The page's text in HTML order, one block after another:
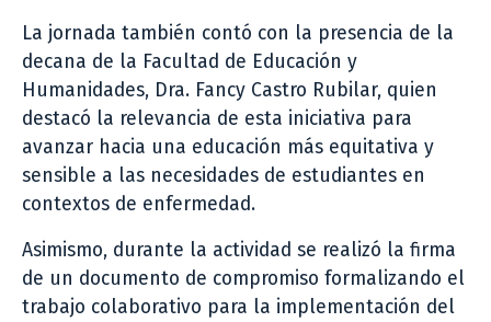
La jornada también contó con la presencia de la
decana de la Facultad de Educación y
Humanidades, Dra. Fancy Castro Rubilar, quien
destacó la relevancia de esta iniciativa para
avanzar hacia una educación más equitativa y
sensible a las necesidades de estudiantes en
contextos de enfermedad.
Asimismo, durante la actividad se realizó la firma
de un documento de compromiso formalizando el
trabajo colaborativo para la implementación del